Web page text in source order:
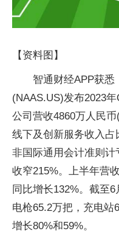
【资料图】
智通财经APP获
(NAAS.US)发布2023
公司营收4860万人民
线下及创新服务收入占
非国际通用会计准则计
收窄215%。上半年营
同比增长132%。截至
电枪65.2万把，充电站
增长80%和59%。